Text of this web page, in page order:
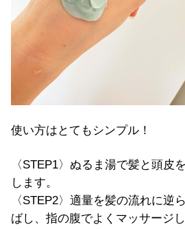
使い方はとてもシンプル！
〈STEP1〉ぬるま湯で髪と頭皮
します。
〈STEP2〉適量を髪の流れに逆
ばし、指の腹でよくマッサージ